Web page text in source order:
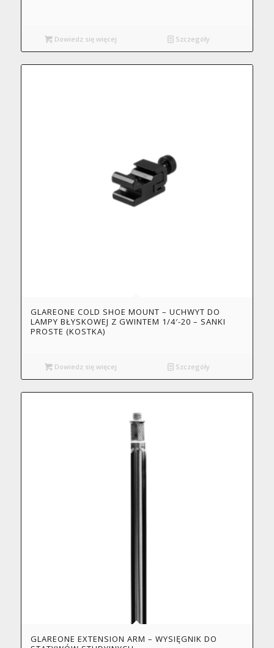
Dowiedz się więcej Szczegóły
GLAREONE COLD SHOE MOUNT – UCHWYT DO
LAMPY BŁYSKOWEJ Z GWINTEM 1/4′-20 – SANKI
PROSTE (KOSTKA)
Dowiedz się więcej Szczegóły
GLAREONE EXTENSION ARM – WYSIĘGNIK DO